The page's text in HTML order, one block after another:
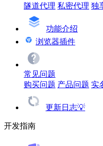
隧道代理 私密代理 独
功能介绍
浏览器插件
常见问题
购买问题 产品问题 实
更新日志💡
开发指南